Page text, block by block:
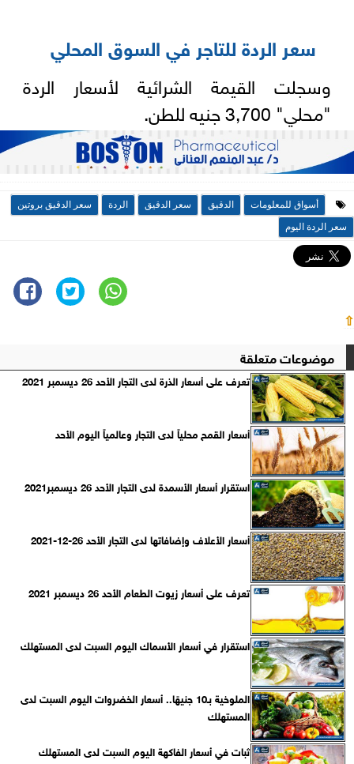
سعر الردة للتاجر في السوق المحلي
وسجلت القيمة الشرائية لأسعار الردة
"محلي" 3,700 جنيه للطن.
أسواق للمعلومات الدقيق سعر الدقيق الردة
سعر الدقيق بروتين
سعر الردة اليوم
⇧
موضوعات متعلقة
تعرف على أسعار الذرة لدى التجار الأحد 26 ديسمبر 2021
أسعار القمح محلياً لدى التجار وعالمياً اليوم الأحد
استقرار أسعار الأسمدة لدى التجار الأحد 26 ديسمبر2021
أسعار الأعلاف وإضافاتها لدى التجار الأحد 26-12-2021
تعرف على أسعار زيوت الطعام الأحد 26 ديسمبر 2021
استقرار في أسعار الأسماك اليوم السبت لدى المستهلك
الملوخية بـ10 جنيهًا.. أسعار الخضروات اليوم السبت لدى
المستهلك
ثبات في أسعار الفاكهة اليوم السبت لدى المستهلك